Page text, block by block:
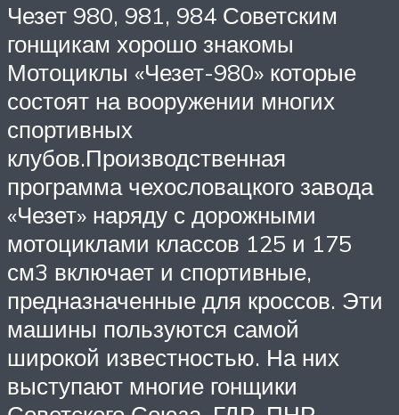
Чезет 980, 981, 984 Советским
гонщикам хорошо знакомы
Мотоциклы «Чезет-980» которые
состоят на вооружении многих
спортивных
клубов.Производственная
программа чехословацкого завода
«Чезет» наряду с дорожными
мотоциклами классов 125 и 175
см3 включает и спортивные,
предназначенные для кроссов. Эти
машины пользуются самой
широкой известностью. На них
выступают многие гонщики